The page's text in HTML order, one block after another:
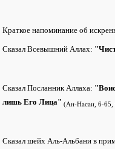
Краткое напоминание об
Сказал Всевышний Аллах:
Сказал Посланник Аллаха:
лишь Его Лица" (Ан-Насаи, 6-65,
Сказал шейх Аль-Альбани в